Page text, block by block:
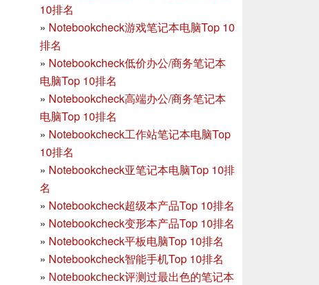
10排名
» Notebookcheck游戏笔记本电脑Top 10
排名
» Notebookcheck低价办公/商务笔记本
电脑Top 10排名
» Notebookcheck高端办公/商务笔记本
电脑Top 10排名
» Notebookcheck工作站笔记本电脑Top
10排名
» Notebookcheck亚笔记本电脑Top 10排
名
» Notebookcheck超级本产品Top 10排名
» Notebookcheck变形本产品Top 10排名
» Notebookcheck平板电脑Top 10排名
» Notebookcheck智能手机Top 10排名
» Notebookcheck评测过最出色的笔记本